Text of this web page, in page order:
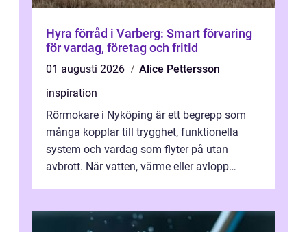
Hyra förråd i Varberg: Smart förvaring
för vardag, företag och fritid
01 augusti 2026
Alice Pettersson
inspiration
Rörmokare i Nyköping är ett begrepp som
många kopplar till trygghet, funktionella
system och vardag som flyter på utan
avbrott. När vatten, värme eller avlopp